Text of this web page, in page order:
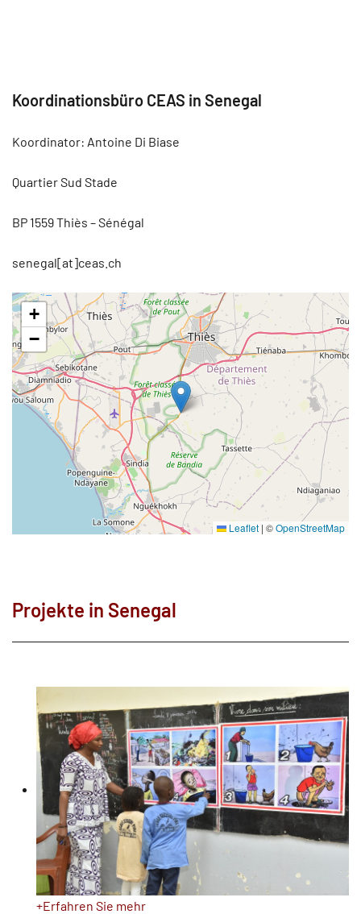
Koordinationsbüro CEAS in Senegal
Koordinator: Antoine Di Biase
Quartier Sud Stade
BP 1559 Thiès – Sénégal
senegal[at]ceas.ch
+
−
Leaflet | ©OpenStreetMap
Projekte in Senegal
+Erfahren Sie mehr